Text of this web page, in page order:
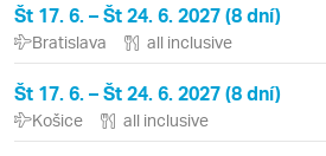
Št 17. 6. – Št 24. 6. 2027 (8 dní)
Bratislava all inclusive
Št 17. 6. – Št 24. 6. 2027 (8 dní)
Košice all inclusive